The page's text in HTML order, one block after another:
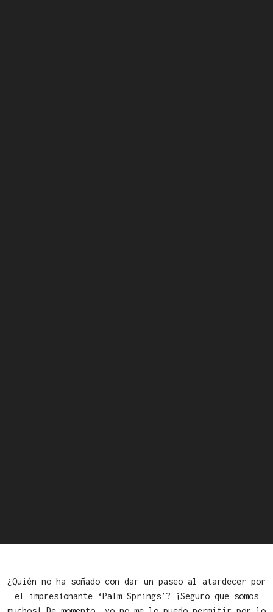
¿Quién no ha soñado con dar un paseo al atardecer por
el impresionante ‘Palm Springs’? ¡Seguro que somos